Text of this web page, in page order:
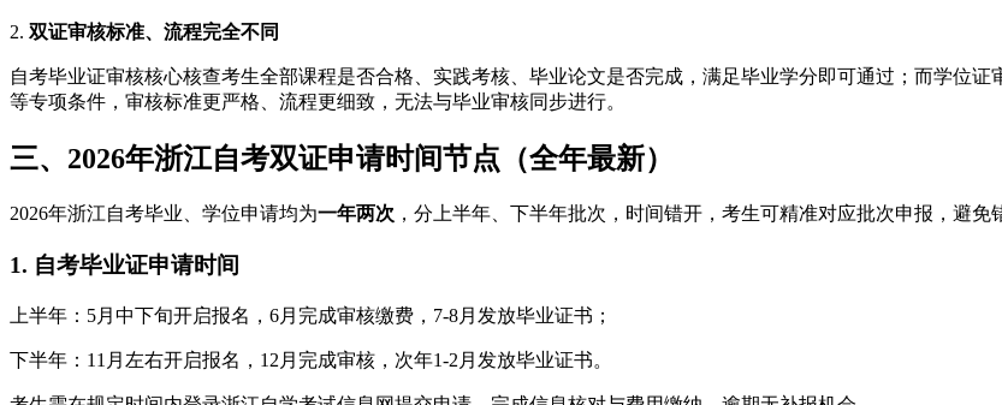
2. 双证审核标准、流程完全不同
自考毕业证审核核心核查考生全部课程是否合格、实践考核、毕业论文是否完成，满足毕业学分即可通过；而学位
等专项条件，审核标准更严格、流程更细致，无法与毕业审核同步进行。
三、2026年浙江自考双证申请时间节点（全年最新）
2026年浙江自考毕业、学位申请均为一年两次 ，分上半年、下半年批次，时间错开，考生可精准对应批次申报，避免
1. 自考毕业证申请时间
上半年：5月中下旬开启报名，6月完成审核缴费，7-8月发放毕业证书；
下半年：11月左右开启报名，12月完成审核，次年1-2月发放毕业证书。